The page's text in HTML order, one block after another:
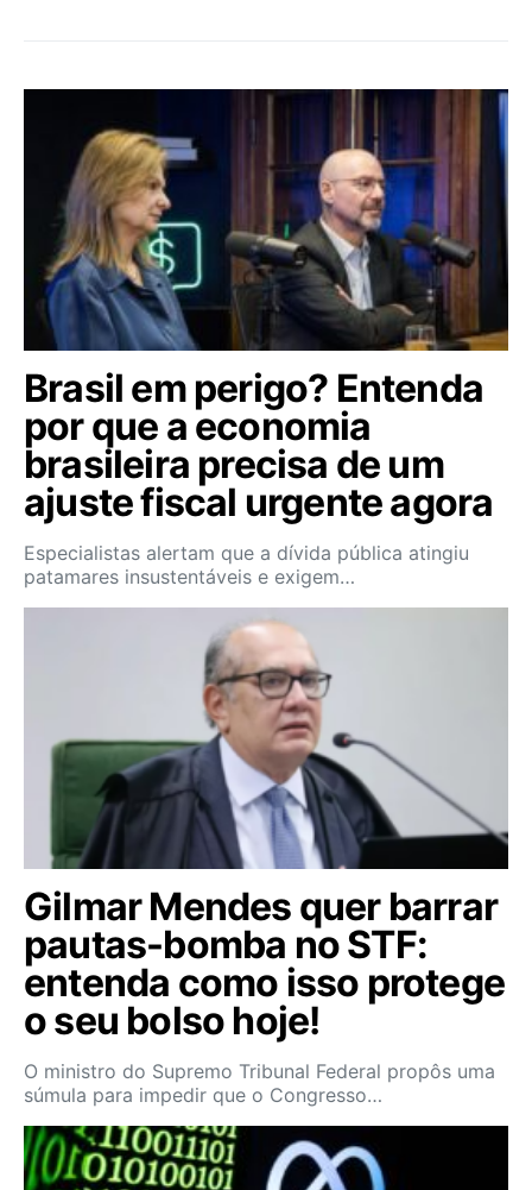
Brasil em perigo? Entenda
por que a economia
brasileira precisa de um
ajuste fiscal urgente agora
Especialistas alertam que a dívida pública atingiu
patamares insustentáveis e exigem…
Gilmar Mendes quer barrar
pautas-bomba no STF:
entenda como isso protege
o seu bolso hoje!
O ministro do Supremo Tribunal Federal propôs uma
súmula para impedir que o Congresso…